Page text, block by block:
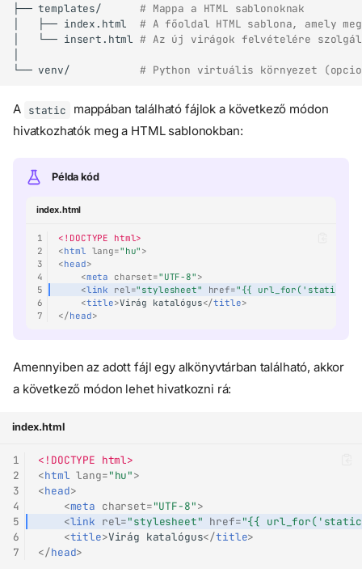
Adatlekérés bejárással
Route definíció
Backend CORS
Route definíció
HTML űrlap
├── templates/
# Mappa a HTML sablonoknak
├── index.html
# A főoldal HTML sablona, amely
└── insert.html # Az új virágok felvételére
└── venv/ # Python virtuális környezet
A static
mappában található fájlok a következő módon
hivatkozhatók meg a HTML sablonokban:
Példa kód
index.html
1
2
3
4
5
6
7
<!DOCTYPE html>
<html lang="hu" >
<head>
<meta charset="UTF-8" >
<link rel="stylesheet" href="{{ url_for('static',
<title>Virág katalógus</title>
</head>
Amennyiben az adott fájl egy alkönyvtárban található, akkor
a következő módon lehet hivatkozni rá:
index.html
1
2
3
4
5
6
7
<!DOCTYPE html>
<html lang="hu">
<head>
<meta charset="UTF-8">
<link rel="stylesheet" href="{{
<title>Virág katalógus</title>
</head>